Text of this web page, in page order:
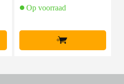
Op voorraad
+